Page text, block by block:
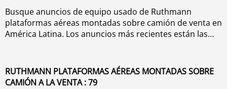
Busque anuncios de equipo usado de Ruthmann
plataformas aéreas montadas sobre camión de venta en
América Latina. Los anuncios más recientes están las
haga clic en los botones de marca, año, precio, horas de
uso, país. Para buscar cualquier equipo usado de venta
RUTHMANN PLATAFORMAS AÉREAS MONTADAS SOBRE
CAMIÓN A LA VENTA : 79